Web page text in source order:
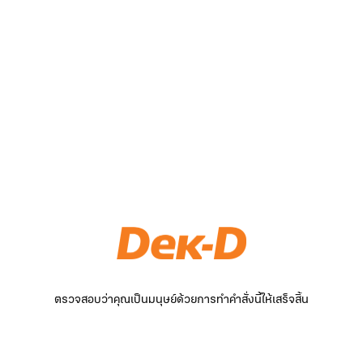
ตรวจสอบว่าคุณเป็นมนุษย์ด้วยการทำคำสั่งนี้ให้เสร็จสิ้น